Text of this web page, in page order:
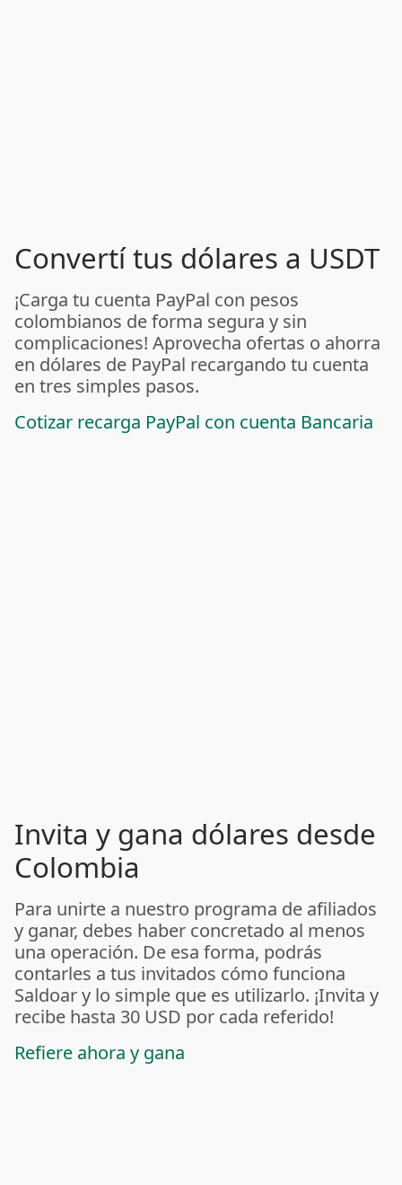
Convertí tus dólares a USDT
¡Carga tu cuenta PayPal con pesos
colombianos de forma segura y sin
complicaciones! Aprovecha ofertas o ahorra
en dólares de PayPal recargando tu cuenta
en tres simples pasos.
Cotizar recarga PayPal con cuenta Bancaria
Invita y gana dólares desde
Colombia
Para unirte a nuestro programa de afiliados
y ganar, debes haber concretado al menos
una operación. De esa forma, podrás
contarles a tus invitados cómo funciona
Saldoar y lo simple que es utilizarlo. ¡Invita y
recibe hasta 30 USD por cada referido!
Refiere ahora y gana